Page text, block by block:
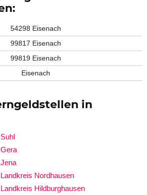
54298 Eisenach
99817 Eisenach
99819 Eisenach
Eisenach
in
Nordhausen
Hildburghausen